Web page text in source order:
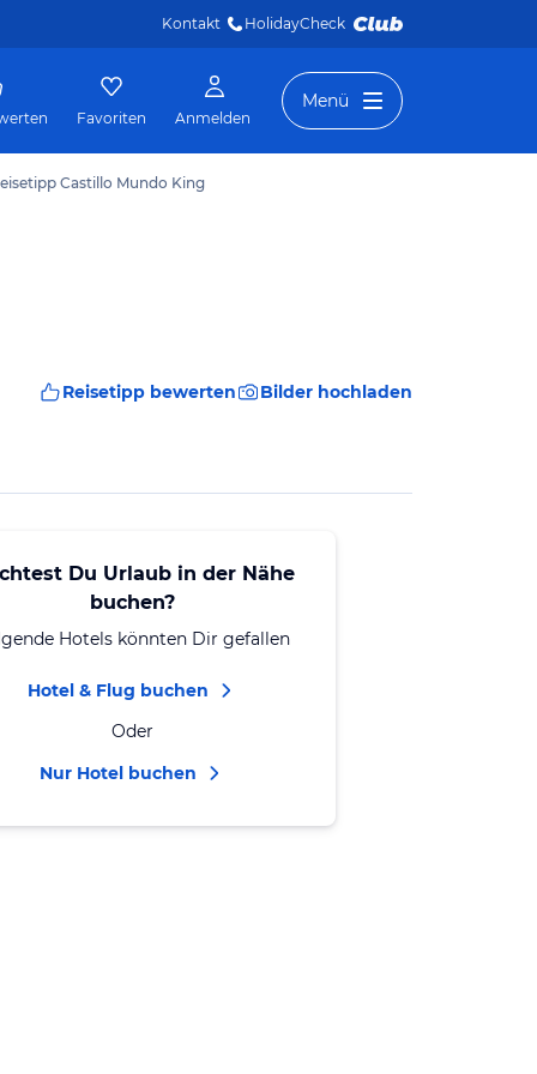
Kontakt HolidayCheck
Favoriten Anmelden
Menü
Castillo Mundo King
Reisetipp bewerten Bilder hochladen
Du Urlaub in der Nähe
buchen?
Hotels könnten Dir gefallen
Hotel & Flug buchen
Oder
Nur Hotel buchen